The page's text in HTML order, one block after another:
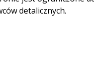
detalicznych.